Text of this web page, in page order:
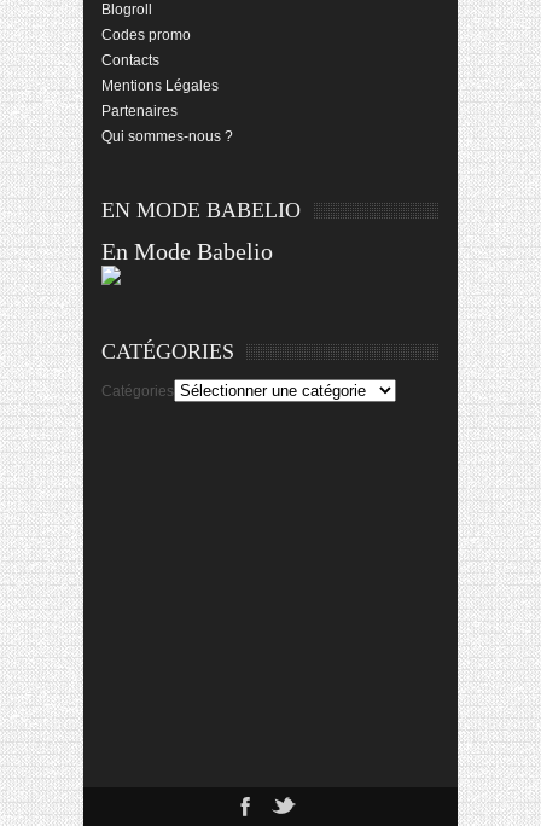
Blogroll
Codes promo
Contacts
Mentions Légales
Partenaires
Qui sommes-nous ?
EN MODE BABELIO
En Mode Babelio
CATÉGORIES
Catégories